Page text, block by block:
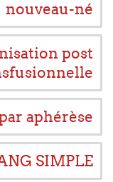
nouveau-né
post
aphérèse
SIMPLE